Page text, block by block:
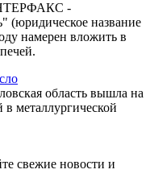
-
(юридическое название
намерен вложить в
область вышла на
в металлургической
свежие новости и